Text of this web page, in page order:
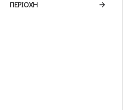
ΠΕΡΙΟΧΉ